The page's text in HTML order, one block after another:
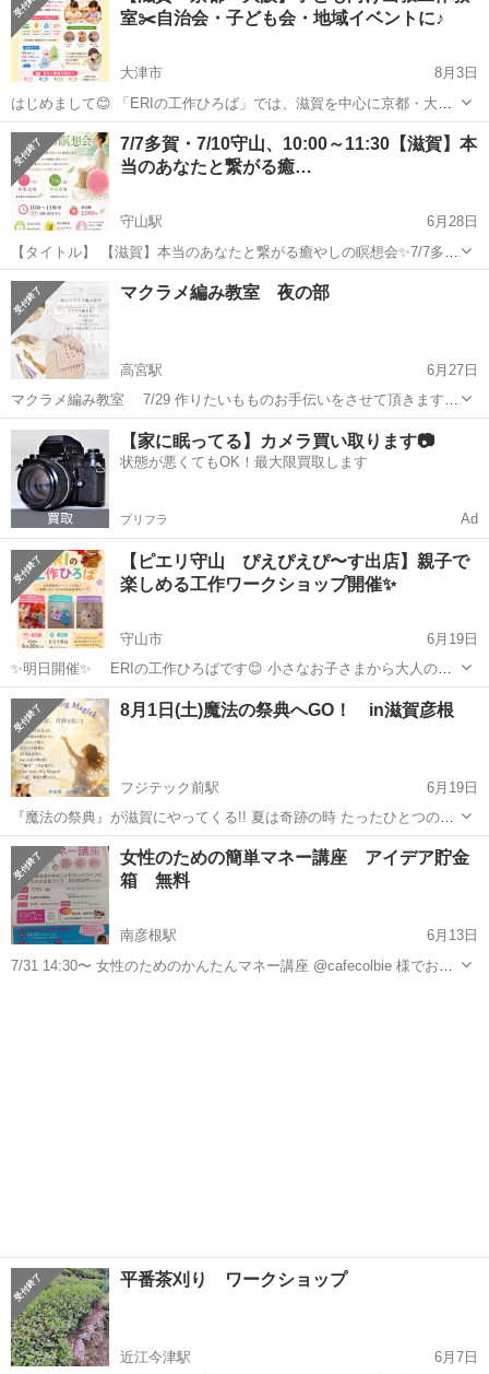
室✂️自治会・子ども会・地域イベントに♪
大津市
8月3日
はじめまして😊 「ERIの工作ひろば」では、滋賀を中心に京都・大阪
などへ出張し、子ども向けの工作教室を開催しています✂️✨ 🌿自治
会・子ども会 🌿地域イベント 🌿親子イベント 🌿学童・施設のイベン
ト などにお...
滋賀 大津市 ワークショップ
7/7多賀・7/10守山、10:00～11:30【滋賀】本
当のあなたと繋がる癒…
守山駅
6月28日
【タイトル】 【滋賀】本当のあなたと繋がる癒やしの瞑想会✨7/7多
賀・7/10守山（手ぶらでOK・初心者歓迎） 【本文】 ご覧いただきあ
りがとうございます。 心と体を深く癒やし、自分自身と繋がるための
【瞑想会】を滋賀県内の2...
滋賀 守山駅 ワークショップ
マクラメ編み教室 夜の部
高宮駅
6月27日
マクラメ編み教室 7/29 作りたいもものお手伝いをさせて頂きます♪
時間: 18:00〜20:00 場所:cafe colbei 滋賀県彦根市高宮町 体験料2500
円プラス材料費 ➕ワンドリンク400円〜 事前...
滋賀 彦根市 高宮駅 ワークショップ マクラメ
【家に眠ってる】カメラ買い取ります📷
状態が悪くてもOK！最大限買取します
プリフラ Ad
【ピエリ守山 ぴえぴえぴ〜す出店】親子で
楽しめる工作ワークショップ開催✨
守山市
6月19日
✨明日開催✨ ERIの工作ひろばです😊 小さなお子さまから大人の方
まで楽しんでいただける工作ワークショップをご用意♪ 好きなパーツ
を選んで、自分だけのオリジナル作品づくり💕 他にも参加無料の体験
プログラ...
滋賀 守山市 ワークショップ 親子
8月1日(土)魔法の祭典へGO！ in滋賀彦根
フジテック前駅
6月19日
『魔法の祭典』が滋賀にやってくる!! 夏は奇跡の時 たったひとつの出
会いが人生の流れを変えていく、そんな瞬間を味わってください。 こ
れまで、出会った多くの人が、一瞬で涙されたり、ご自分の内側から
変化を実感されていたりし...
滋賀 彦根市 フジテック前駅 ワークショップ レイキ
女性のための簡単マネー講座 アイデア貯金
箱 無料
南彦根駅
6月13日
7/31 14:30〜 女性のためのかんたんマネー講座 @cafecolbie 様でお母
平番茶刈り ワークショップ
近江今津駅
6月7日